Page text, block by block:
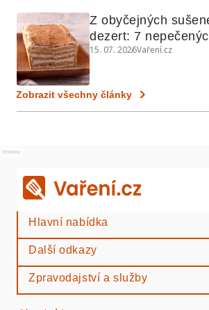
Z obyčejných
dezert: 7
a koláčů
15. 07. 2026Vaření.cz
Zobrazit všechny články
Reklama
Hlavní nabídka
Další odkazy
Zpravodajství a služby